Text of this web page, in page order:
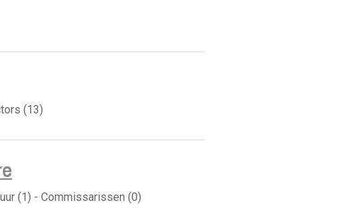
(13)
(1) - Commissarissen (0)